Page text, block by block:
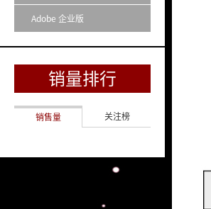
Adobe 企业版
销量排行
销售量 关注榜